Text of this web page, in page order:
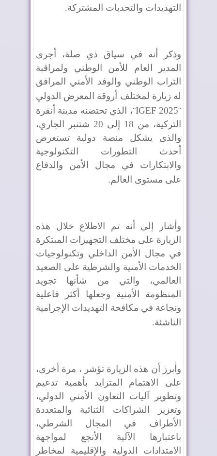
التهديدات والتحديات المشتركة.
وذكر أنه في سياق ذي صلة، أجرى
المدير العام للأمن الوطني ولمراقبة
التراب الوطني والوفد الأمني المرافق
له زيارة لمختلف أروقة المعرض الدولي
¨IGEF 2025¨، الذي تحتضنه مدينة أنقرة
التركية، من 18 إلى 20 شتنبر الجاري،
والذي يشكل منصة دولية تستعرض
أحدث التطورات التكنولوجية
والابتكارات في مجال الأمن والدفاع
على مستوى العالم.
وأشار إلى أنه تم الاطلاع خلال هذه
الزيارة على مختلف التجهيزات المبتكرة
في مجال الأمن الداخلي وتكنولوجيات
الخدمات الأمنية والشرطية على الصعيد
العالمي، والتي من شأنها تجويد
المنظومة الأمنية وجعلها أكثر فاعلية
ونجاعة في مكافحة التهديدات الإجرامية
الناشئة.
وأبرز أن هذه الزيارة تؤشر ، مرة أخرى،
على الاهتمام المتزايد بأهمية تدعيم
وتطوير آليات التعاون الأمني الدولي،
وتعزيز الشراكات الثنائية والمتعددة
الأطراف في المجال الشرطي،
باعتبارها الآلية الأنجع لمواجهة
الامتدادات الدولية والإقليمية لمخاطر